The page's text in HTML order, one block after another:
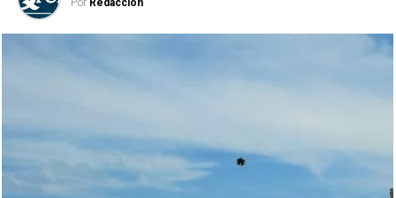
Por Redaccion